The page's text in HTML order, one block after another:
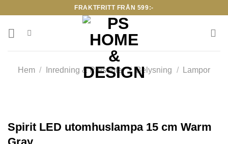
content
FRAKTFRITT FRÅN 599:-
Hem / Inredning & Presenter / Belysning / Lampor
Spirit LED utomhuslampa 15 cm Warm